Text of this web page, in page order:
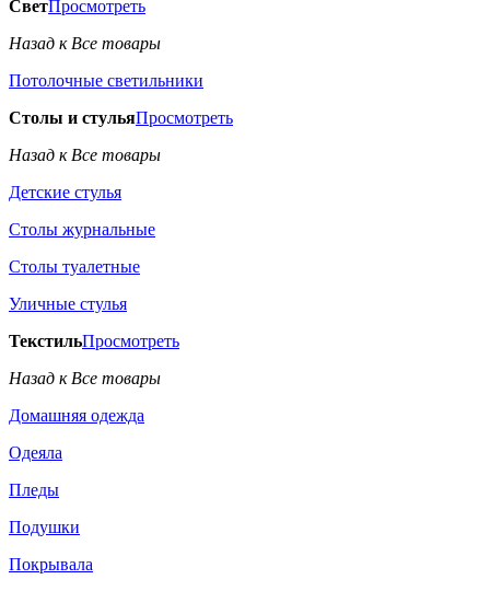
СветПросмотреть
Назад к Все товары
Потолочные светильники
Столы и стульяПросмотреть
Назад к Все товары
Детские стулья
Столы журнальные
Столы туалетные
Уличные стулья
ТекстильПросмотреть
Назад к Все товары
Домашняя одежда
Одеяла
Пледы
Подушки
Покрывала